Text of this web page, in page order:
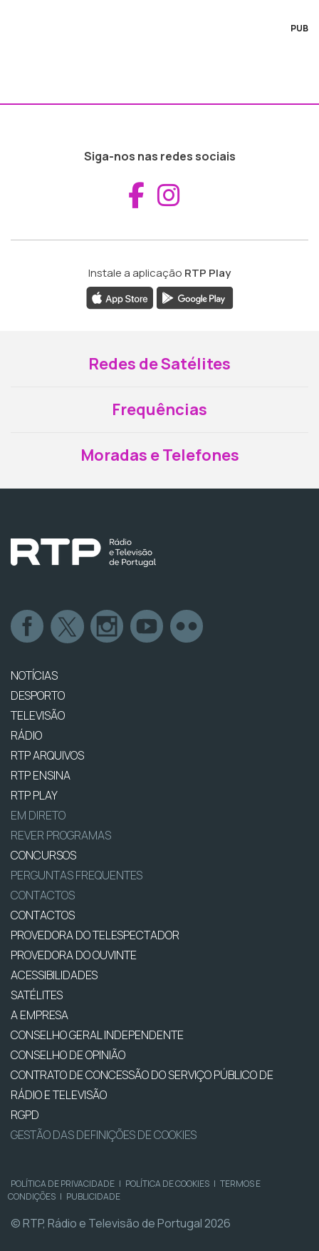
PUB
Siga-nos nas redes sociais
Aceder ao
Instale a aplicação RTP Play
Redes de Satélites
Frequências
Moradas e Telefones
NOTÍCIAS
DESPORTO
TELEVISÃO
RÁDIO
RTP ARQUIVOS
RTP ENSINA
RTP PLAY
EM DIRETO
REVER PROGRAMAS
CONCURSOS
PERGUNTAS FREQUENTES
CONTACTOS
CONTACTOS
PROVEDORA DO TELESPECTADOR
PROVEDORA DO OUVINTE
ACESSIBILIDADES
SATÉLITES
A EMPRESA
CONSELHO GERAL INDEPENDENTE
CONSELHO DE OPINIÃO
CONTRATO DE CONCESSÃO DO SERVIÇO PÚBLICO DE
RÁDIO E TELEVISÃO
RGPD
GESTÃO DAS DEFINIÇÕES DE COOKIES
POLÍTICA DE PRIVACIDADE | POLÍTICA DE COOKIES | TERMOS E
CONDIÇÕES | PUBLICIDADE
© RTP, Rádio e Televisão de Portugal 2026